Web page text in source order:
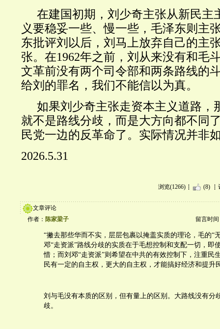
在建国初期，刘少奇主张从新民主
义要稳妥一些、慢一些，毛泽东则主
东批评刘以后，刘马上放弃自己的主
张。在1962年之前，刘从来没有和毛
文革前没有两个司令部和两条路线的
给刘的罪名，我们不能信以为真。
如果刘少奇主张走资本主义道路，
就不是路线分歧，而是大方向都不同
民党一边的反革命了。实际情况并非
2026.5.31
浏览(1266) (8)
文章评论
作者： 陈家梁子 留言时间
“撇去那些华而不实，层层包裹以掩盖实质的理论，毛的“
邓“走资派”路线分歧的实质在于毛想控制和支配一切，即
惜；而刘邓“走资派”则希望在中共的有效控制下，注重民
民有一定的自主权，更大的自主权，才能搞好经济和提升
刘与毛没有本质的区别，但有量上的区别。大路线没有分
歧。